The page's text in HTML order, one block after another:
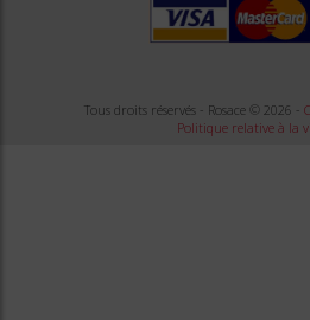
Tous droits réservés - Rosace © 2026 -
Politique relative à la